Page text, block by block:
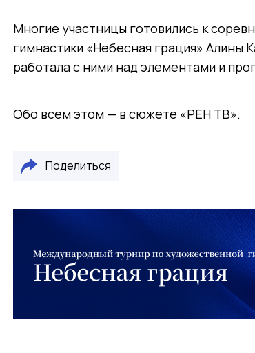
Многие участницы готовились к
гимнастики «Небесная грация» Алины
работала с ними над элементами и
Обо всем этом — в сюжете «РЕН ТВ».
Поделиться